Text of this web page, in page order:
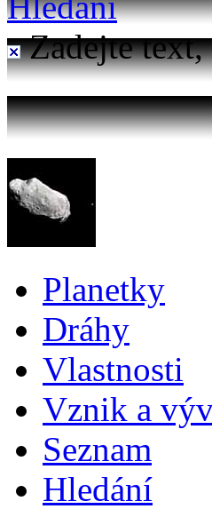
Zadejte text,
Planetky
Dráhy
Vlastnosti
Vznik a
Seznam
Hledání